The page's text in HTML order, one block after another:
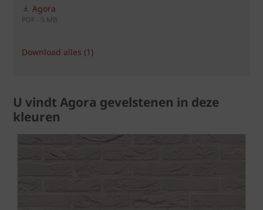
Agora
PDF - 5 MB
Download alles (1)
U vindt Agora gevelstenen in deze
kleuren